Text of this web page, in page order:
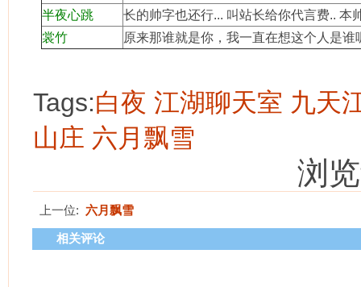
半夜心跳
长的帅字也还行... 叫站长给你代言费.. 本
裳竹
原来那谁就是你，我一直在想这个人是谁
Tags:白夜 江湖聊天室 九天
山庄 六月飘雪
浏
上一位: 六月飘雪
相关评论